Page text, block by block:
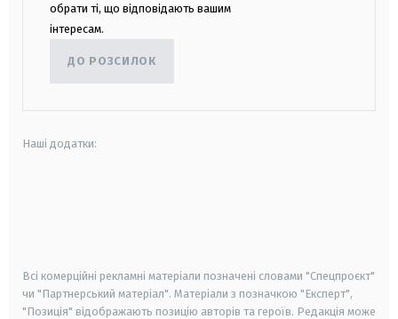
обрати ті, що відповідають вашим
інтересам.
ДО РОЗСИЛОК
Наші додатки:
Всі комерційні рекламні матеріали позначені словами "Спецпроєкт"
чи "Партнерський матеріал". Матеріали з позначкою "Експерт",
"Позиція" відображають позицію авторів та героїв. Редакція може